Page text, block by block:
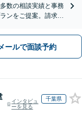
数の相談実績と事務
ンをご提案。請求す
ールで面談予約
インタビュ
ーを見る
千葉県